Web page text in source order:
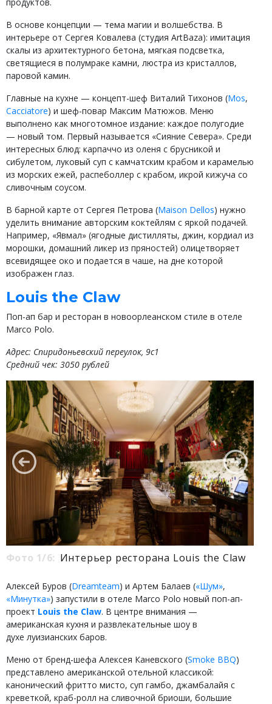
В основе концепции — тема магии и волшебства. В
интерьере от Сергея Ковалева (студия ArtBaza): имитация
скалы из архитектурного бетона, мягкая подсветка,
светящиеся в полумраке камни, люстра из кристаллов,
паровой камин.
Главные на кухне — концепт-шеф Виталий Тихонов (Mos,
Cacciatore) и шеф-повар Максим Матюжов. Меню
выполнено как многотомное издание: каждое полугодие
— новый том. Первый называется «Сияние Севера». Среди
интересных блюд: карпаччо из оленя с брусникой и
сибулетом, луковый суп с камчатским крабом и карамелью
из морских ежей, распеболлер с крабом, икрой кижуча со
сливочным соусом.
В барной карте от Сергея Петрова (Maison Dellos) нужно
уделить внимание авторским коктейлям с яркой подачей.
Например, «Явмал» (ягодные дистилляты, джин, кордиал из
морошки, домашний ликер из пряностей) олицетворяет
всевидящее око и подается в чаше, на дне которой
изображен глаз.
Louis the Claw
Поп-ап бар и ресторан в новоорлеанском стиле в отеле
Marco Polo.
Адрес: Спиридоньевский переулок, 9с1
Средний чек: 3050 рублей
Фото 1/6: Интерьер ресторана Louis the Claw
Алексей Буров (Dreamteam) и Артем Балаев («Шум»,
«Минутка») запустили в отеле Marco Polo новый поп-ап-
проект Louis the Claw. В центре внимания —
американская кухня и развлекательные шоу в
духе луизианских баров.
Меню от бренд-шефа Алексея Каневского (Smoke BBQ)
представлено американской отельной классикой:
канонический фритто мисто, суп гамбо, джамбалайя с
креветкой, краб-ролл на сливочной бриоши, большие